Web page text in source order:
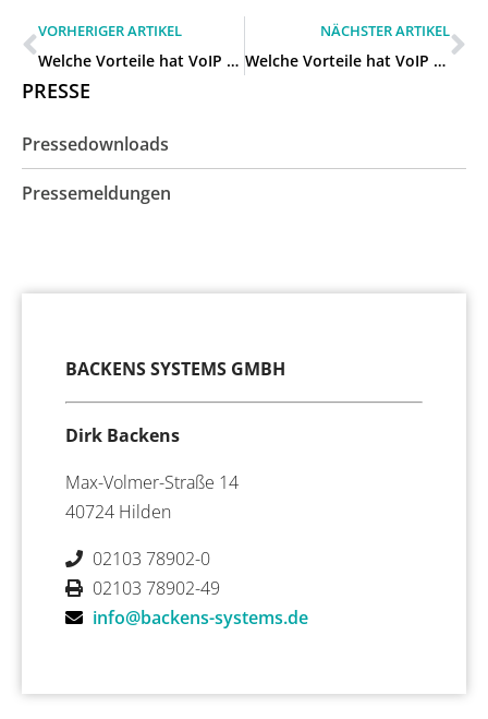
VORHERIGER ARTIKEL
Welche Vorteile hat VoIP für unser Unternehmen in Essen?
NÄCHSTER ARTIKEL
Welche Vorteile hat VoIP für unser Unternehmen in Oberhausen?
PRESSE
Pressedownloads
Pressemeldungen
BACKENS SYSTEMS GMBH
Dirk Backens
Max-Volmer-Straße 14
40724 Hilden
02103 78902-0
02103 78902-49
info@backens-systems.de